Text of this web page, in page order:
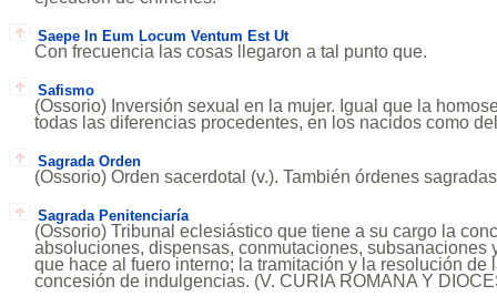
Saepe In Eum Locum Ventum Est Ut
Con frecuencia las cosas llegaron a tal punto que.
Safismo
(Ossorio) Inversión sexual en la mujer. Igual que la
todas las diferencias procedentes, en los nacidos como
Sagrada Orden
(Ossorio) Orden sacerdotal (v.). También órdenes
Sagrada Penitenciaría
(Ossorio) Tribunal eclesiástico que tiene a su cargo la
absoluciones, dispensas, conmutaciones, subsanaciones
que hace al fuero interno; la tramitación y la resolución de
concesión de indulgencias. (V. CURIA ROMANA Y